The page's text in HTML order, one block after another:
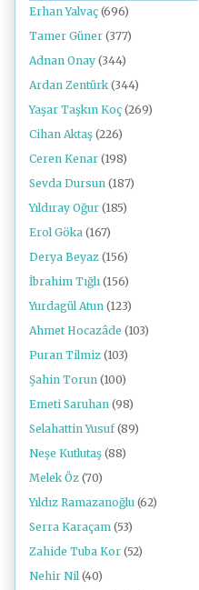
Erhan Yalvaç (696)
Tamer Güner (377)
Adnan Onay (344)
Ardan Zentürk (344)
Yaşar Taşkın Koç (269)
Cihan Aktaş (226)
Ceren Kenar (198)
Sevda Dursun (187)
Yıldıray Oğur (185)
Erol Göka (167)
Derya Beyaz (156)
İbrahim Tığlı (156)
Yurdagül Atun (123)
Ahmet Hocazâde (103)
Puran Tilmiz (103)
Şahin Torun (100)
Emeti Saruhan (98)
Selahattin Yusuf (89)
Neşe Kutlutaş (88)
Melek Öz (70)
Yıldız Ramazanoğlu (62)
Serra Karaçam (53)
Zahide Tuba Kor (52)
Nehir Nil (40)